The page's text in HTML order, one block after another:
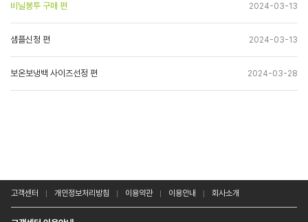
비닐봉투 구매 편 2024-03-13
샘플신청 편 2024-03-13
보온보냉백 사이즈선정 편 2024-03-28
고객센터 개인정보처리방침 이용약관 이용안내 회사소개